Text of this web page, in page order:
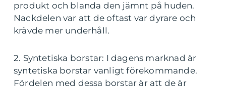
produkt och blanda den jämnt på huden.
Nackdelen var att de oftast var dyrare och
krävde mer underhåll.
2. Syntetiska borstar: I dagens marknad är
syntetiska borstar vanligt förekommande.
Fördelen med dessa borstar är att de är